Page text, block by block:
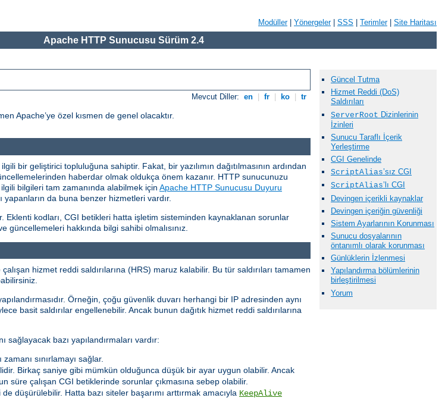
Modüller| Yönergeler| SSS Terimler| Site Haritası
Apache HTTP Sunucusu Sürüm 2.4
Mevcut Diller: en fr ko tr
Apache’ye özel kısmen de genel olacaktır.
Güncel Tutma
Hizmet Reddi (DoS)
Saldırıları
ServerRoot Dizinlerinin
İzinleri
Sunucu Taraflı İçerik
Yerleştirme
CGI Genelinde
ScriptAlias’sız CGI
ScriptAlias’lı CGI
Devingen içerikli kaynaklar
Devingen içeriğin güvenliği
Sistem Ayarlarının Korunması
Sunucu dosyalarının
öntanımlı olarak korunması
Günlüklerin İzlenmesi
Yapılandırma bölümlerinin
birleştirilmesi
Yorum
bir geliştirici topluluğuna sahiptir. Fakat, bir yazılımın dağıtılmasının ardından
haberdar olmak oldukça önem kazanır. HTTP sunucunuzu
bilgileri tam zamanında alabilmek için Apache HTTP Sunucusu Duyuru
yapanların da buna benzer hizmetleri vardır.
kodları, CGI betikleri hatta işletim sisteminden kaynaklanan sorunlar
güncellemeleri hakkında bilgi sahibi olmalısınız.
hizmet reddi saldırılarına (HRS) maruz kalabilir. Bu tür saldırıları tamamen
Örneğin, çoğu güvenlik duvarı herhangi bir IP adresinden aynı
basit saldırılar engellenebilir. Ancak bunun dağıtık hizmet reddi saldırılarına
sağlayacak bazı yapılandırmaları vardır:
sınırlamayı sağlar.
Birkaç saniye gibi mümkün olduğunca düşük bir ayar uygun olabilir. Ancak
süre çalışan CGI betiklerinde sorunlar çıkmasına sebep olabilir.
düşürülebilir. Hatta bazı siteler başarımı arttırmak amacıyla KeepAlive